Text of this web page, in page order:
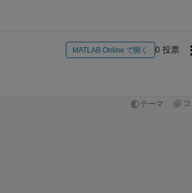
MATLAB Online で開く 0 投票
テーマ